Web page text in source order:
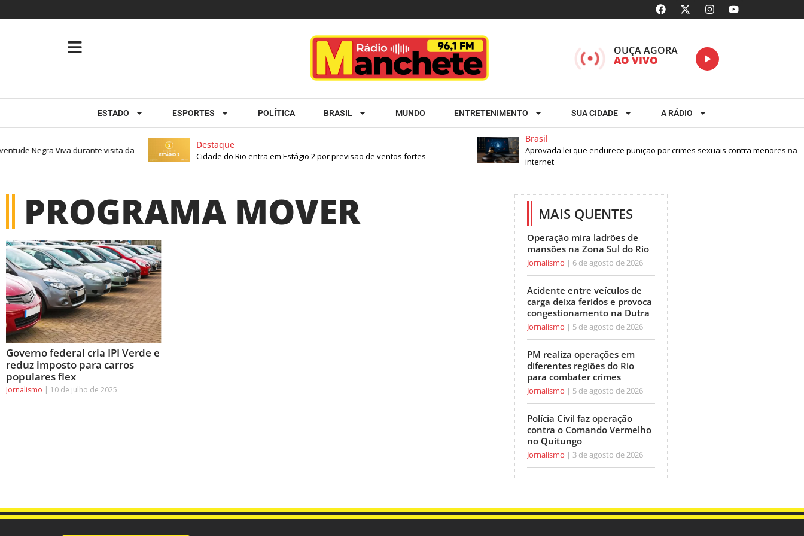
OUÇA AGORA
AO VIVO
ESTADO ESPORTES POLÍTICA BRASIL MUNDO ENTRETENIMENTO SUA CIDADE A RÁDIO
Destaque
Cidade do Rio entra em Estágio 2 por previsão de ventos fortes
Brasil
Aprovada lei que endurece punição por crimes sexuais contra menores na
internet
Negra Viva durante visita da
PROGRAMA MOVER
Governo federal cria IPI Verde e
reduz imposto para carros
populares flex
Jornalismo 10 de julho de 2025
MAIS QUENTES
Operação mira ladrões de
mansões na Zona Sul do Rio
Jornalismo 6 de agosto de 2026
Acidente entre veículos de
carga deixa feridos e provoca
congestionamento na Dutra
Jornalismo 5 de agosto de 2026
PM realiza operações em
diferentes regiões do Rio
para combater crimes
Jornalismo 5 de agosto de 2026
Polícia Civil faz operação
contra o Comando Vermelho
no Quitungo
Jornalismo 3 de agosto de 2026